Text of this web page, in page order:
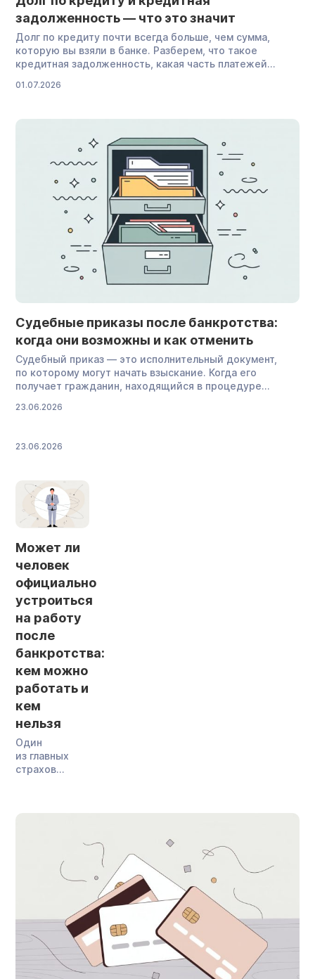
задолженность — что это значит
Долг по кредиту почти всегда больше, чем сумма,
которую вы взяли в банке. Разберем, что такое
кредитная задолженность, какая часть платежей
такое долг по кредиту и из чего он состоит Долг
вернуть кредитору. Допустим, вы взяли в банке
это и будет долг. Но на самом […]
01.07.2026
Судебные приказы после банкротства:
когда они возможны и как отменить
Судебный приказ — это исполнительный документ,
по которому могут начать взыскание. Когда его
получает гражданин, находящийся в процедуре
списывать деньги? Развеиваем опасения: во время
потеряет силу. Отменять его отдельно не нужно. А вот
зависит от характера долга. Обо всем по порядку —
в статье. Почему […]
23.06.2026
Может ли
человек
официально
устроиться
на работу
после
банкротства:
кем можно
работать и
кем
нельзя
Один
из главных
страхов
на официальную
Спойлер:
не ограничивает
гражданина,
прошедшего
банкротство,
в трудоустройстве:
23.06.2026